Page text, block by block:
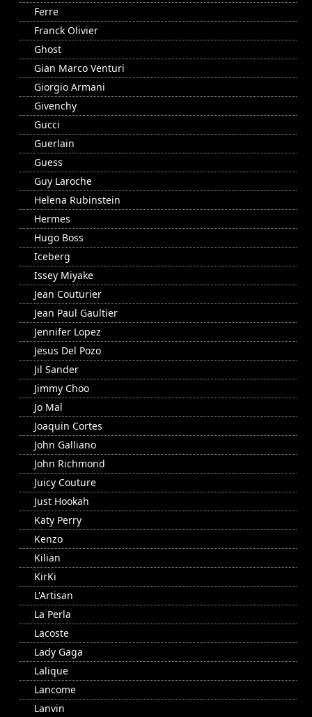
Ferre
Franck Olivier
Ghost
Gian Marco Venturi
Giorgio Armani
Givenchy
Gucci
Guerlain
Guess
Guy Laroche
Helena Rubinstein
Hermes
Hugo Boss
Iceberg
Issey Miyake
Jean Couturier
Jean Paul Gaultier
Jennifer Lopez
Jesus Del Pozo
Jil Sander
Jimmy Choo
Jo Mal
Joaquin Cortes
John Galliano
John Richmond
Juicy Couture
Just Hookah
Katy Perry
Kenzo
Kilian
KirKi
L'Artisan
La Perla
Lacoste
Lady Gaga
Lalique
Lancome
Lanvin